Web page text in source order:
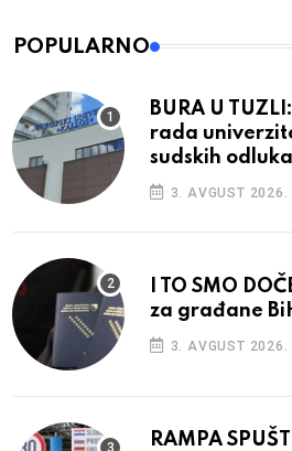
POPULARNO
BURA U
rada
sudskih odluka
3. AVGUST 2026.
I TO SMO
za građane
3. AVGUST 2026.
RAMPA